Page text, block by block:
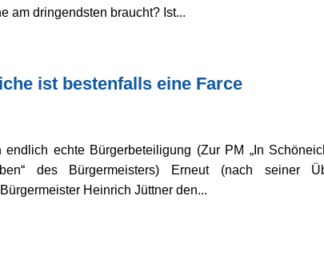
am dringendsten braucht? Ist...
ist bestenfalls eine Farce
echte Bürgerbeteiligung (Zur PM „In
des Bürgermeisters) Erneut (nach seiner
Heinrich Jüttner den...